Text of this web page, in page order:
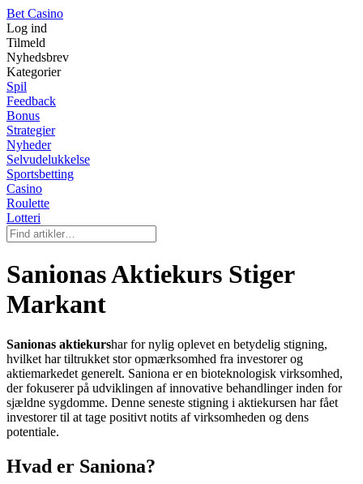
Bet Casino
Log ind
Tilmeld
Nyhedsbrev
Kategorier
Spil
Feedback
Bonus
Strategier
Nyheder
Selvudelukkelse
Sportsbetting
Casino
Roulette
Lotteri
Sanionas Aktiekurs Stiger
Markant
Sanionas aktiekurshar for nylig oplevet en betydelig stigning,
hvilket har tiltrukket stor opmærksomhed fra investorer og
aktiemarkedet generelt. Saniona er en bioteknologisk virksomhed,
der fokuserer på udviklingen af innovative behandlinger inden for
sjældne sygdomme. Denne seneste stigning i aktiekursen har fået
investorer til at tage positivt notits af virksomheden og dens
potentiale.
Hvad er Saniona?